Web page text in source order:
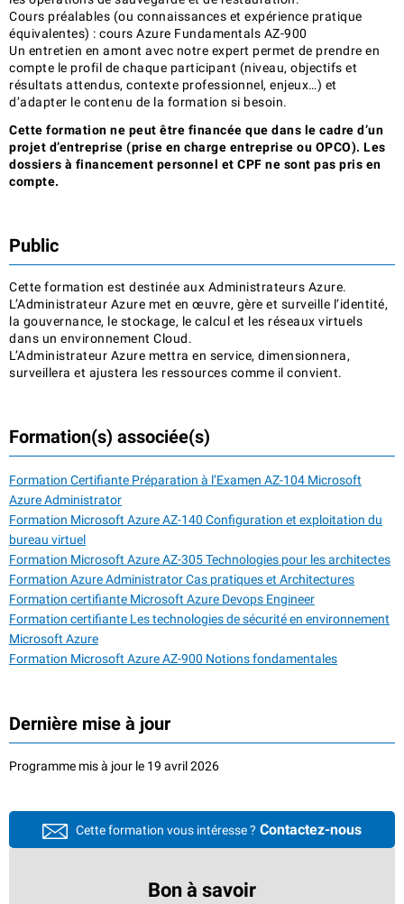
Cours préalables (ou connaissances et expérience pratique
équivalentes) : cours Azure Fundamentals AZ-900
Un entretien en amont avec notre expert permet de prendre en
compte le profil de chaque participant (niveau, objectifs et
résultats attendus, contexte professionnel, enjeux…) et
d’adapter le contenu de la formation si besoin.
Cette formation ne peut être financée que dans le cadre d’un
projet d’entreprise (prise en charge entreprise ou OPCO). Les
dossiers à financement personnel et CPF ne sont pas pris en
compte.
Public
Cette formation est destinée aux Administrateurs Azure.
L’Administrateur Azure met en œuvre, gère et surveille l’identité,
la gouvernance, le stockage, le calcul et les réseaux virtuels
dans un environnement Cloud.
L’Administrateur Azure mettra en service, dimensionnera,
surveillera et ajustera les ressources comme il convient.
Formation(s) associée(s)
Formation Certifiante Préparation à l’Examen AZ-104 Microsoft
Azure Administrator
Formation Microsoft Azure AZ-140 Configuration et exploitation du
bureau virtuel
Formation Microsoft Azure AZ-305 Technologies pour les architectes
Formation Azure Administrator Cas pratiques et Architectures
Formation certifiante Microsoft Azure Devops Engineer
Formation certifiante Les technologies de sécurité en environnement
Microsoft Azure
Formation Microsoft Azure AZ-900 Notions fondamentales
Dernière mise à jour
Programme mis à jour le 19 avril 2026
Cette formation vous intéresse ? Contactez-nous
Bon à savoir